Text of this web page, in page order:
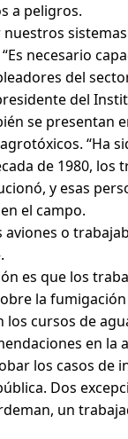
a peligros.
necesario
del
del
se presentan
“Ha
de 1980,
y esas
el campo.
aviones o
es que los
la
cursos de
en
los casos de
Dos
un